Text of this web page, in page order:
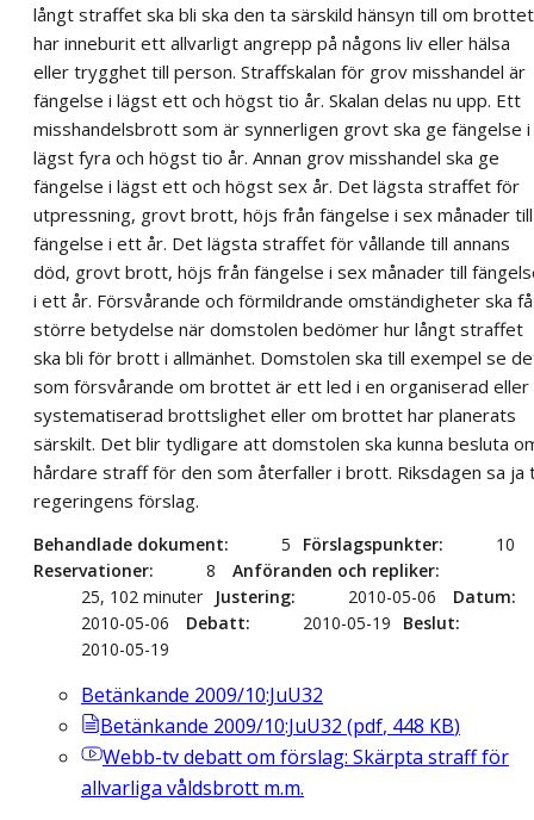
långt straffet ska bli ska den ta särskild hänsyn till om brottet
har inneburit ett allvarligt angrepp på någons liv eller hälsa
eller trygghet till person. Straffskalan för grov misshandel är
fängelse i lägst ett och högst tio år. Skalan delas nu upp. Ett
misshandelsbrott som är synnerligen grovt ska ge fängelse i
lägst fyra och högst tio år. Annan grov misshandel ska ge
fängelse i lägst ett och högst sex år. Det lägsta straffet för
utpressning, grovt brott, höjs från fängelse i sex månader till
fängelse i ett år. Det lägsta straffet för vållande till annans
död, grovt brott, höjs från fängelse i sex månader till
i ett år. Försvårande och förmildrande omständigheter ska få
större betydelse när domstolen bedömer hur långt straffet
ska bli för brott i allmänhet. Domstolen ska till exempel se
som försvårande om brottet är ett led i en organiserad eller
systematiserad brottslighet eller om brottet har planerats
särskilt. Det blir tydligare att domstolen ska kunna besluta
hårdare straff för den som återfaller i brott. Riksdagen sa ja
regeringens förslag.
Behandlade dokument 5 Förslagspunkter
10
Reservationer
8
Anföranden och repliker
25, 102 minuter
Justering 2010-05-06
Datum
2010-05-06
Debatt 2010-05-19
Beslut
2010-05-19
Betänkande 2009/10:JuU32
Betänkande 2009/10:JuU32 (pdf, 448 KB)
Webb-tvdebatt om förslag: Skärpta straff för
allvarliga våldsbrott m.m.